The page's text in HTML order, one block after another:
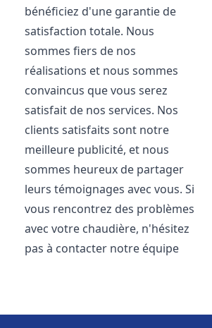
bénéficiez d'une garantie de
satisfaction totale. Nous
sommes fiers de nos
réalisations et nous sommes
convaincus que vous serez
satisfait de nos services. Nos
clients satisfaits sont notre
meilleure publicité, et nous
sommes heureux de partager
leurs témoignages avec vous. Si
vous rencontrez des problèmes
avec votre chaudière, n'hésitez
pas à contacter notre équipe